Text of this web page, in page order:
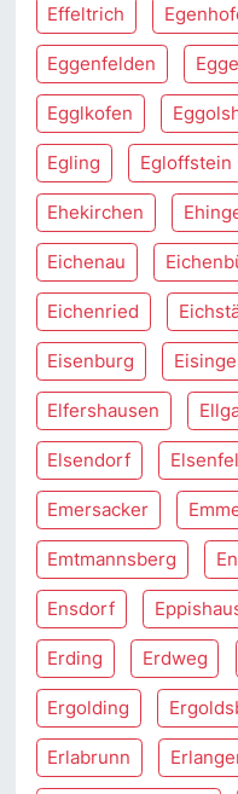
Effeltrich
Eggenfelden
Egglkofen
Egling Egloffstein
Ehekirchen
Eichenau
Eichenried
Eisenburg
Elfershausen
Elsendorf
Emersacker
Emtmannsberg
Ensdorf
Erding Erdweg
Ergolding
Erlabrunn